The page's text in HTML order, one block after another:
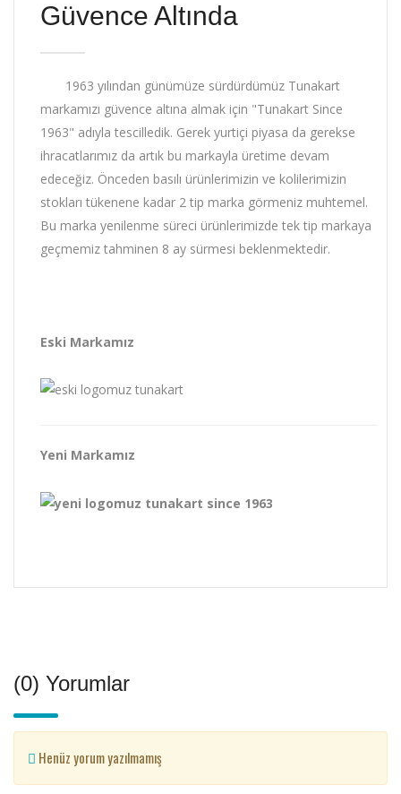
Güvence Altında
1963 yılından günümüze sürdürdümüz Tunakart
markamızı güvence altına almak için "Tunakart Since
1963" adıyla tescilledik. Gerek yurtiçi piyasa da gerekse
ihracatlarımız da artık bu markayla üretime devam
edeceğiz. Önceden basılı ürünlerimizin ve kolilerimizin
stokları tükenene kadar 2 tip marka görmeniz muhtemel.
Bu marka yenilenme süreci ürünlerimizde tek tip markaya
geçmemiz tahminen 8 ay sürmesi beklenmektedir.
Eski Markamız
Yeni Markamız
(0) Yorumlar
Henüz yorum yazılmamış